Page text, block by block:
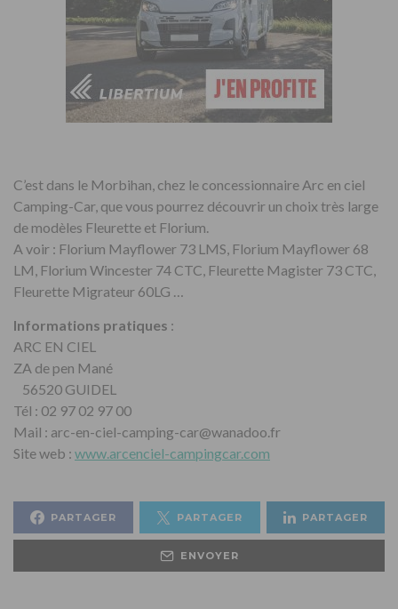
C’est dans le Morbihan, chez le concessionnaire Arc en ciel
Camping-Car, que vous pourrez découvrir un choix très large
de modèles Fleurette et Florium.
A voir : Florium Mayflower 73 LMS, Florium Mayflower 68
LM, Florium Wincester 74 CTC, Fleurette Magister 73 CTC,
Fleurette Migrateur 60LG …
Informations pratiques :
ARC EN CIEL
ZA de pen Mané
56520 GUIDEL
Tél : 02 97 02 97 00
Mail : arc-en-ciel-camping-car@wanadoo.fr
Site web : www.arcenciel-campingcar.com
PARTAGER PARTAGER PARTAGER
ENVOYER